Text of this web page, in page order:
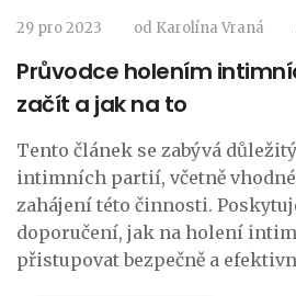
29 pro 2023 od Karolína Vraná
Průvodce holením
začít a jak na to
Tento článek se zabývá
intimních partií, včetně
zahájení této činnosti.
doporučení, jak na holení
přistupovat bezpečně a